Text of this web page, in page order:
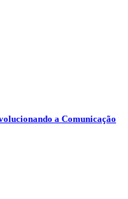
a Comunicação